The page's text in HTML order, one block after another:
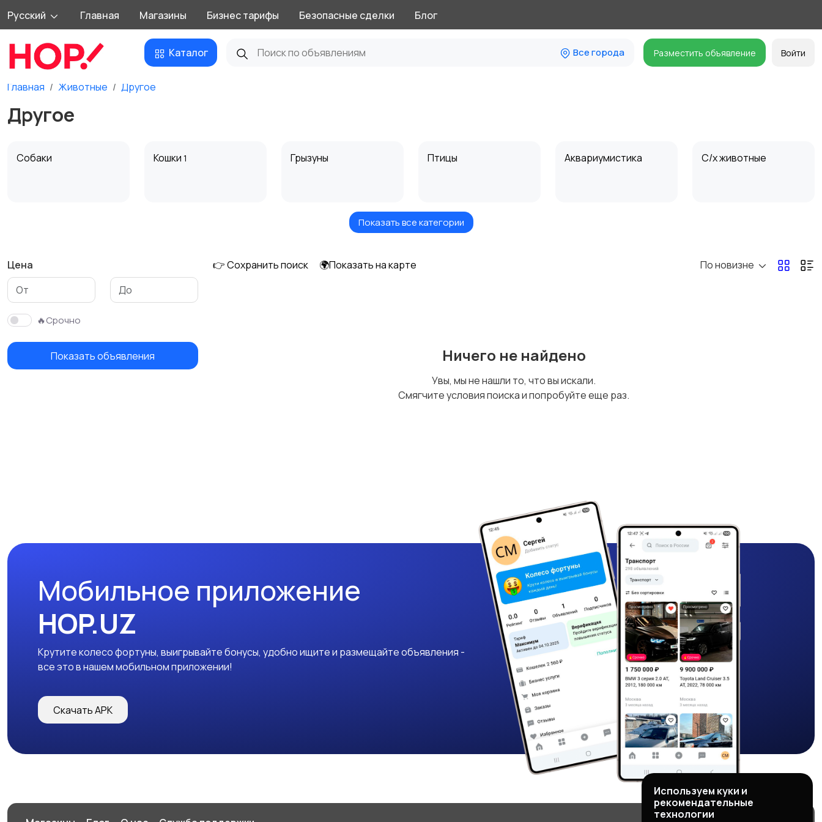
Русский Главная Магазины Бизнес тарифы Безопасные сделки Блог
Каталог Все города Разместить объявление Войти
Главная Животные Другое
Другое
Собаки Кошки 1 Грызуны Птицы Аквариумистика С/х животные
Отдам даром
Показать все категории
Цена
🔥Срочно
Показать объявления
👉 Сохранить поиск 🌍Показать на карте По новизне
Ничего не найдено
Увы, мы не нашли то, что вы искали.
Смягчите условия поиска и попробуйте еще раз.
Мобильное приложение
HOP.UZ
Крутите колесо фортуны, выигрывайте бонусы, удобно ищите и размещайте объявления -
все это в нашем мобильном приложении!
Скачать APK
Используем куки и
рекомендательные
технологии